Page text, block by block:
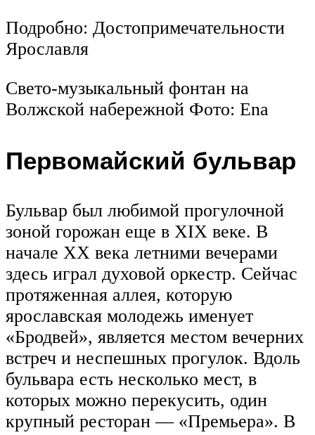
Подробно: Достопримечательности
Ярославля
Свето-музыкальный фонтан на
Волжской набережной Фото: Ena
Первомайский бульвар
Бульвар был любимой прогулочной
зоной горожан еще в XIX веке. В
начале XX века летними вечерами
здесь играл духовой оркестр. Сейчас
протяженная аллея, которую
ярославская молодежь именует
«Бродвей», является местом вечерних
встреч и неспешных прогулок. Вдоль
бульвара есть несколько мест, в
которых можно перекусить, один
крупный ресторан — «Премьера». В